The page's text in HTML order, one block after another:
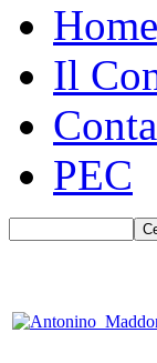
Home
Il
PEC